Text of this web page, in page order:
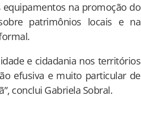
na promoção do
patrimônios locais e na
e cidadania nos territórios
efusiva e muito particular de
conclui Gabriela Sobral.